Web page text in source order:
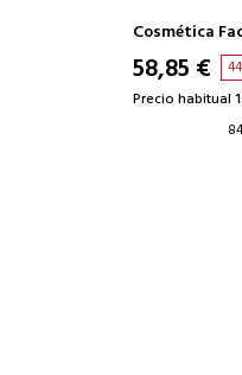
Cosmética
58,85 €
Precio habitual